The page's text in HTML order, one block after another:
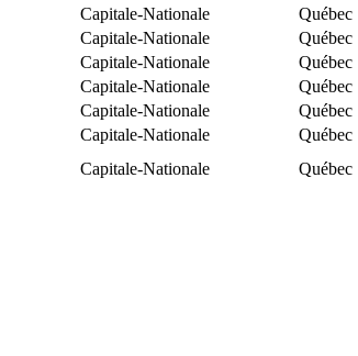
Capitale-Nationale
Québec
Capitale-Nationale
Québec
Capitale-Nationale
Québec
Capitale-Nationale
Québec
Capitale-Nationale
Québec
Capitale-Nationale
Québec
Capitale-Nationale Québec